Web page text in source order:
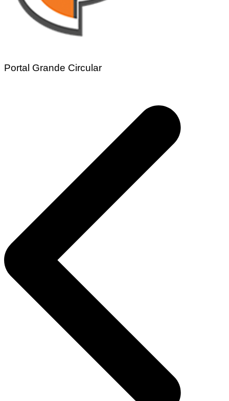
Portal Grande Circular